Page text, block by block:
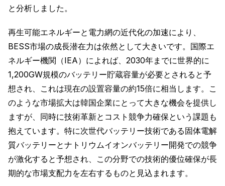
と分析しました。
再生可能エネルギーと電力網の近代化の加速により、
BESS市場の成長潜在力は依然として大きいです。国際エ
ネルギー機関（IEA）によれば、2030年までに世界的に
1,200GW規模のバッテリー貯蔵容量が必要とされると予
想され、これは現在の設置容量の約15倍に相当します。こ
のような市場拡大は韓国企業にとって大きな機会を提供し
ますが、同時に技術革新とコスト競争力確保という課題も
抱えています。特に次世代バッテリー技術である固体電解
質バッテリーとナトリウムイオンバッテリー開発での競争
が激化すると予想され、この分野での技術的優位確保が長
期的な市場支配力を左右するものと見込まれます。